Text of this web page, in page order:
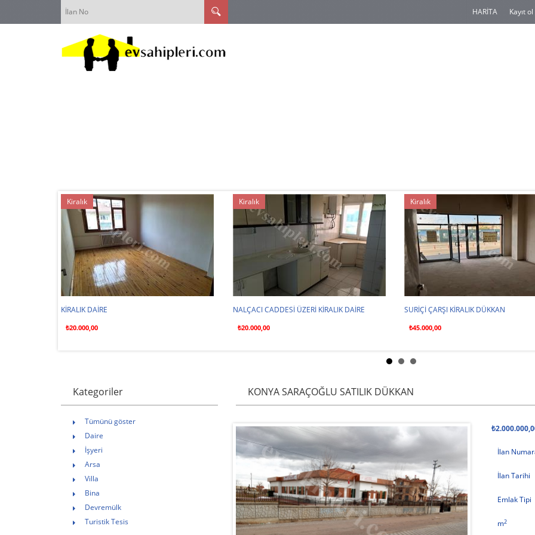
HARİTA Kayıt ol
Satılık
KONYA SARAÇOĞLU SATILIK DÜKKAN
₺2.000.000,00
Kiralık
SURİÇİ ÇARŞI KİRALIK DÜKKAN
₺65.000,00
Kiralık
NALÇACI CADDESİ ÜZERİ KİRALIK DAİRE
₺20.000,00
Kategoriler
Tümünü göster
Daire
İşyeri
Arsa
Villa
Bina
Devremülk
Turistik Tesis
KONYA SARAÇOĞLU SATILIK DÜKKAN
İlan
İlan Tarihi
Emlak Tipi
m2